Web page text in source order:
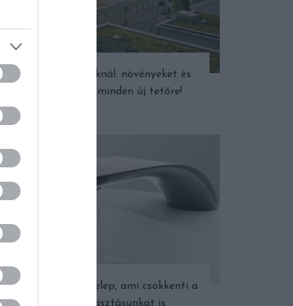
Cél a franciáknál: növényeket és
napelemet minden új tetőre!
Stílusos csaptelep, ami csökkenti a
vízfogyasztásunkat is